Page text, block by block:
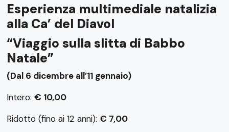
Esperienza multimediale natalizia
alla Ca’ del Diavol
“Viaggio sulla slitta di Babbo
Natale”
(Dal 6 dicembre all’11 gennaio)
Intero: € 10,00
Ridotto (fino ai 12 anni): € 7,00